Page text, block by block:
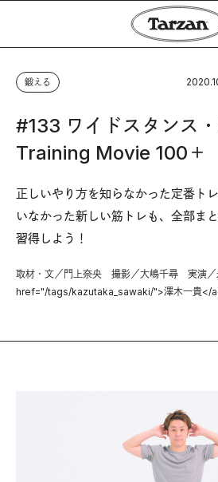
鍛える
#133 ワイドスタンス
Training Movie 100＋
正しいやり方を知らなかった定番ト
いなかった新しい筋トレも、全部ま
習得しよう！
取材・文／門上奈央 撮影／大嶋千尋 実演
href="/tags/kazutaka_sawaki/">澤木一貴</